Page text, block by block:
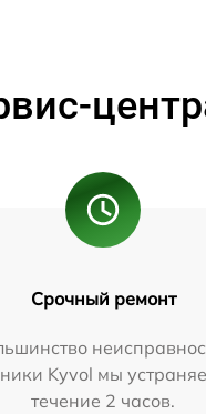
Срочный ремонт
Kyvol мы
течение 2 часов.